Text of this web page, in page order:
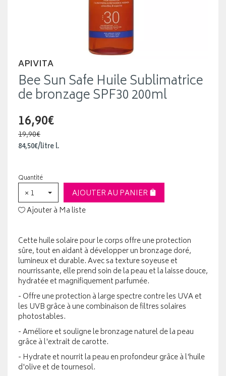
APIVITA
Bee Sun Safe Huile Sublimatrice
de bronzage SPF30 200ml
16,90€
19,90€
84,50€/litrel.
Quantité
× 1
AJOUTER AU PANIER
Ajouter à Ma liste
Cette huile solaire pour le corps offre une protection
sûre, tout en aidant à développer un bronzage doré,
lumineux et durable. Avec sa texture soyeuse et
nourrissante, elle prend soin de la peau et la laisse douce,
hydratée et magnifiquement parfumée.
- Offre une protection à large spectre contre les UVA et
les UVB grâce à une combinaison de filtres solaires
photostables.
- Améliore et souligne le bronzage naturel de la peau
grâce à l'extrait de carotte.
- Hydrate et nourrit la peau en profondeur grâce à l'huile
d'olive et de tournesol.